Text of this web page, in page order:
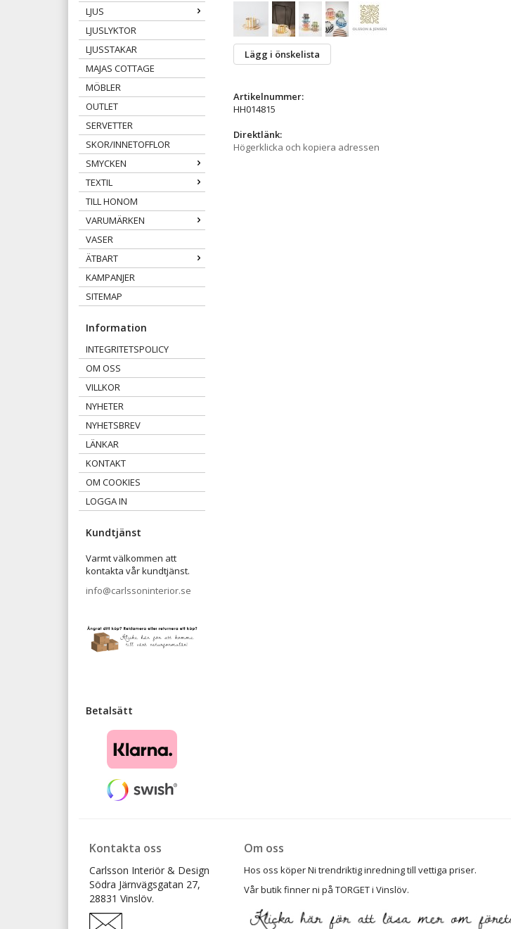
LJUS
LJUSLYKTOR
LJUSSTAKAR
MAJAS COTTAGE
MÖBLER
OUTLET
SERVETTER
SKOR/INNETOFFLOR
SMYCKEN
TEXTIL
TILL HONOM
VARUMÄRKEN
VASER
ÄTBART
KAMPANJER
SITEMAP
Information
INTEGRITETSPOLICY
OM OSS
VILLKOR
NYHETER
NYHETSBREV
LÄNKAR
KONTAKT
OM COOKIES
LOGGA IN
Kundtjänst
Varmt välkommen att
kontakta vår kundtjänst.
info@carlssoninterior.se
Betalsätt
Lägg i önskelista
Artikelnummer:
HH014815
Direktlänk:
Högerklicka och kopiera adressen
Kontakta oss
Carlsson Interiör & Design
Södra Järnvägsgatan 27,
28831 Vinslöv.
Om oss
Hos oss köper Ni trendriktig inredning till vettiga priser.
Vår butik finner ni på TORGET i Vinslöv.